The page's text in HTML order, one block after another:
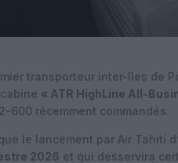
transporteur inter-îles de
« ATR HighLine All-
600 récemment commandés.
le lancement par Air Tahiti
2026 et qui desservira